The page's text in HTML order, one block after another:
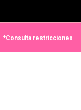
*Consulta restricciones